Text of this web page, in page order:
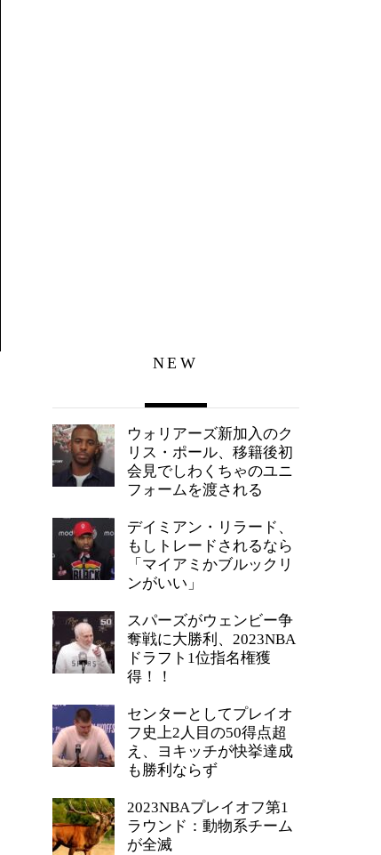
NEW
ウォリアーズ新加入のク
リス・ポール、移籍後初
会見でしわくちゃのユニ
フォームを渡される
デイミアン・リラード、
もしトレードされるなら
「マイアミかブルックリ
ンがいい」
スパーズがウェンビー争
奪戦に大勝利、2023NBA
ドラフト1位指名権獲
得！！
センターとしてプレイオ
フ史上2人目の50得点超
え、ヨキッチが快挙達成
も勝利ならず
2023NBAプレイオフ第1
ラウンド：動物系チーム
が全滅